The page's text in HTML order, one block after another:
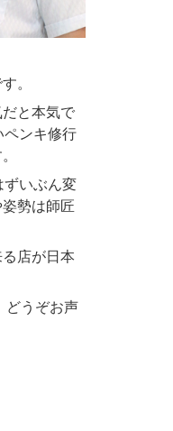
。
と本気で
ペンキ修行
ずいぶん変
勢は師匠
店が日本
どうぞお声